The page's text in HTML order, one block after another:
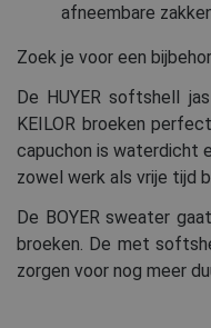
afneembare
Zoek je voor een
De HUYER softshell
KEILOR broeken
capuchon is waterdicht
zowel werk als vrije tijd
De BOYER sweater
broeken. De met
zorgen voor nog meer